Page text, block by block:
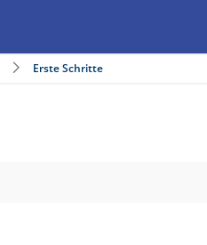
Erste Schritte